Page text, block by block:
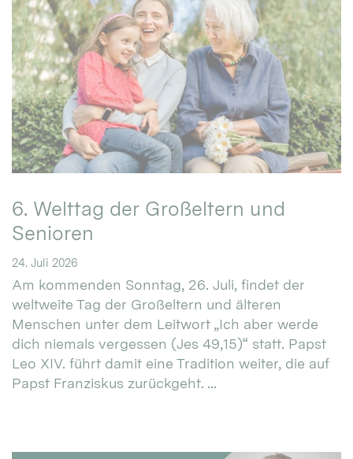
6. Welttag der Großeltern und
Senioren
24. Juli 2026
Am kommenden Sonntag, 26. Juli, findet der
weltweite Tag der Großeltern und älteren
Menschen unter dem Leitwort „Ich aber werde
dich niemals vergessen (Jes 49,15)“ statt. Papst
Leo XIV. führt damit eine Tradition weiter, die auf
Papst Franziskus zurückgeht. ...